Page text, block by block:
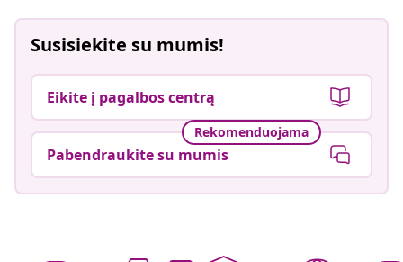
Susisiekite su mumis!
Eikite į pagalbos centrą
Rekomenduojama
Pabendraukite su mumis